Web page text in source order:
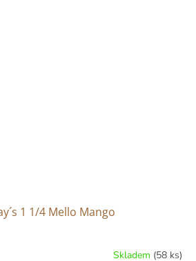
1 1/4 Mello Mango
Skladem (58 ks)